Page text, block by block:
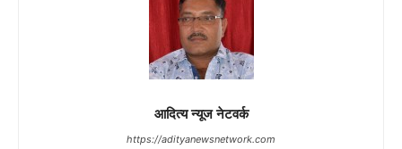
आदित्य न्यूज नेटवर्क
https://adityanewsnetwork.com